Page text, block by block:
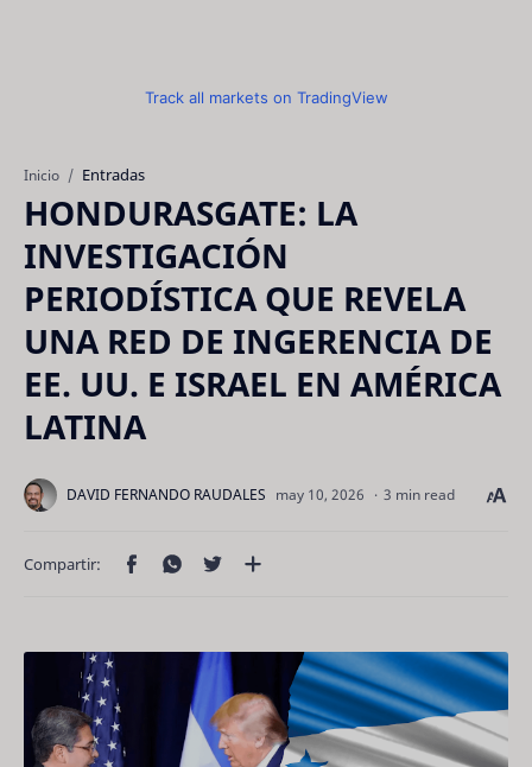
Track all markets on TradingView
Inicio Entradas
HONDURASGATE: LA
INVESTIGACIÓN
PERIODÍSTICA QUE REVELA
UNA RED DE INGERENCIA DE
EE. UU. E ISRAEL EN AMÉRICA
LATINA
3 min read